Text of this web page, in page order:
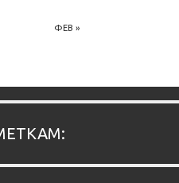
ФЕВ »